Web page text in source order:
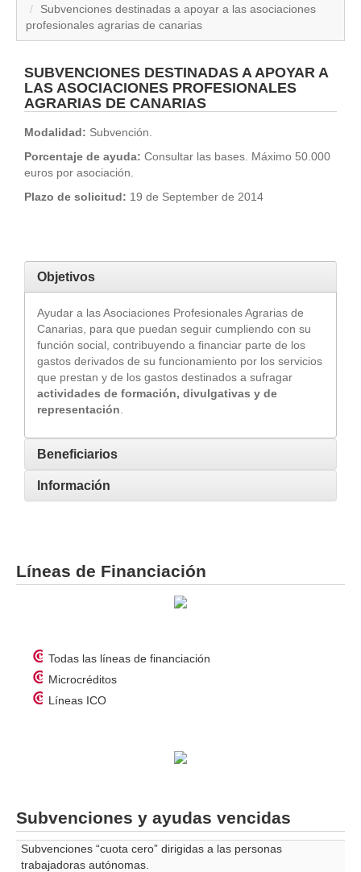
▼
▼
Subvenciones destinadas a apoyar a las asociaciones
profesionales agrarias de canarias
SUBVENCIONES DESTINADAS A APOYAR A
LAS ASOCIACIONES PROFESIONALES
AGRARIAS DE CANARIAS
Modalidad: Subvención.
Porcentaje de ayuda: Consultar las bases. Máximo 50.000
euros por asociación.
Plazo de solicitud: 19 de September de 2014
Objetivos
Ayudar a las Asociaciones Profesionales Agrarias de
Canarias, para que puedan seguir cumpliendo con su
función social, contribuyendo a financiar parte de los
gastos derivados de su funcionamiento por los servicios
que prestan y de los gastos destinados a sufragar
actividades de formación, divulgativas y de
representación
Beneficiarios
Información
Líneas de Financiación
Todas las líneas de financiación
Microcréditos
Líneas ICO
Subvenciones y ayudas vencidas
Subvenciones “cuota cero” dirigidas a las personas
trabajadoras autónomas.